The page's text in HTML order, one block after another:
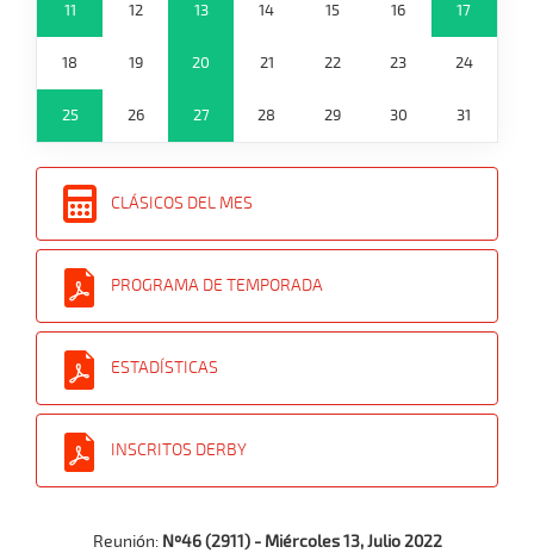
11 12 13 14 15 16 17
18 19 20 21 22 23 24
25 26 27 28 29 30 31
CLÁSICOS DEL MES
PROGRAMA DE TEMPORADA
ESTADÍSTICAS
INSCRITOS DERBY
Reunión: Nº46 (2911) - Miércoles 13, Julio 2022